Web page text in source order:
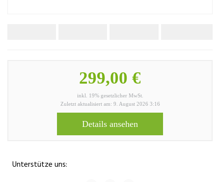
299,00 €
inkl. 19% gesetzlicher MwSt.
Zuletzt aktualisiert am: 9. August 2026 3:16
Details ansehen
Unterstütze uns: